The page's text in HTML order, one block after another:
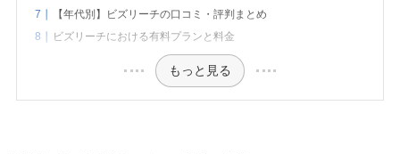
【年代別】ビズリーチの口コミ・評判まとめ
ビズリーチにおける有料プランと料金
もっと見る